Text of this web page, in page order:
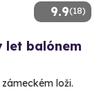
9.9(18)
let balónem
loži.